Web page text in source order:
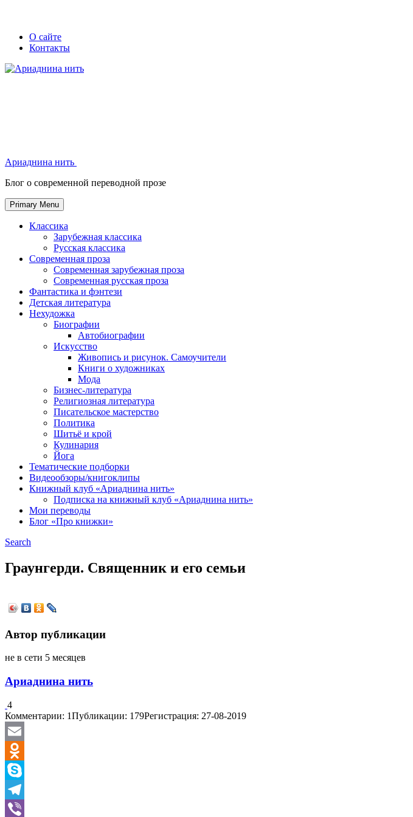
Skip
Secondary
left
navigation
Secondary
right
navigation
О сайте
Контакты
Ариаднина нить
Блог о современной переводной прозе
Primary Menu
Классика
Зарубежная классика
Русская классика
Современная проза
Современная зарубежная проза
Современная русская проза
Фантастика и фэнтези
Детская литература
Нехудожка
Биографии
Автобиографии
Искусство
Живопись и рисунок. Самоучители
Книги о художниках
Мода
Бизнес-литература
Религиозная литература
Писательское мастерство
Политика
Шитьё и крой
Кулинария
Йога
Тематические подборки
Видеообзоры/книгоклипы
Книжный клуб «Ариаднина нить»
Подписка на книжный клуб «Ариаднина нить»
Мои переводы
Блог «Про книжки»
Search
Граунгерди. Священник и его семьи
Автор публикации
не в сети 5 месяцев
Ариаднина нить
4
Комментарии: 1Публикации: 179Регистрация: 27-08-2019
Email
Odnoklassniki
Skype
Telegram